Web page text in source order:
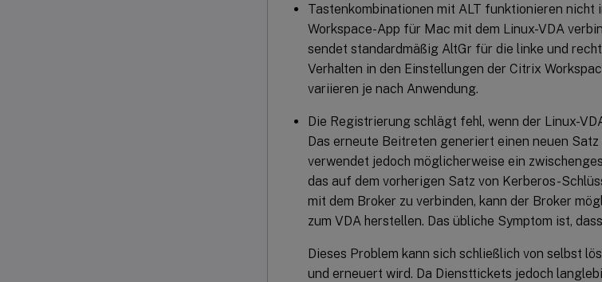
Tastenkombinationen mit ALT funktionieren nicht
Workspace-App für Mac mit dem Linux-VDA
sendet standardmäßig AltGr für die linke und
Verhalten in den Einstellungen der Citrix
variieren je nach Anwendung.
Die Registrierung schlägt fehl, wenn der Linux-
Das erneute Beitreten generiert einen neuen
verwendet jedoch möglicherweise ein
das auf dem vorherigen Satz von Kerberos-
mit dem Broker zu verbinden, kann der Broker
zum VDA herstellen. Das übliche Symptom ist,
Dieses Problem kann sich schließlich von selbst
und erneuert wird. Da Diensttickets jedoch